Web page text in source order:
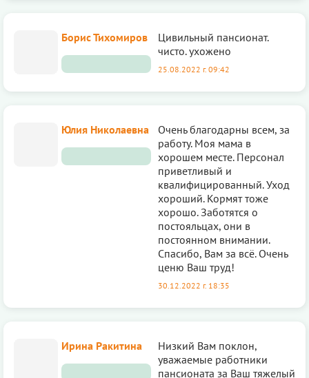
Борис Тихомиров
Цивильный пансионат.
чисто. ухожено
25.08.2022 г. 09:42
Юлия Николаевна
Очень благодарны всем, за
работу. Моя мама в
хорошем месте. Персонал
приветливый и
квалифицированный. Уход
хороший. Кормят тоже
хорошо. Заботятся о
постояльцах, они в
постоянном внимании.
Спасибо, Вам за всё. Очень
ценю Ваш труд!
30.12.2022 г. 18:35
Ирина Ракитина
Низкий Вам поклон,
уважаемые работники
пансионата за Ваш тяжелый